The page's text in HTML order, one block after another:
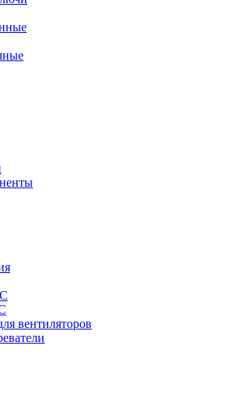
вентиляторов